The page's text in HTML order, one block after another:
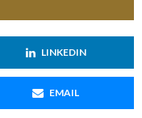
LINKEDIN
EMAIL